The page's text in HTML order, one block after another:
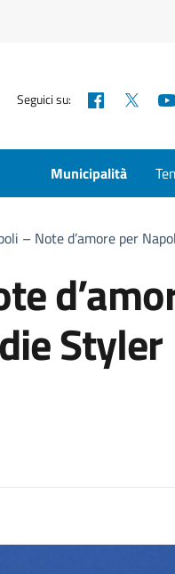
Seguici su: Facebook
Municipalità
– Note d’amore per
Styler